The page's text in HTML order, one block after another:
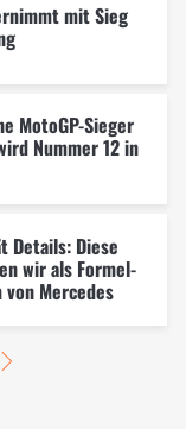
mit Sieg
MotoGP-Sieger
Nummer 12 in
Details: Diese
wir als Formel-
von Mercedes